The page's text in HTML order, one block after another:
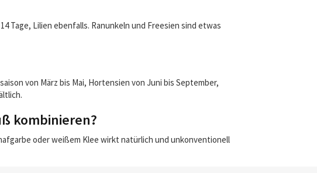
Tage, Lilien ebenfalls. Ranunkeln und Freesien sind etwas
von März bis Mai, Hortensien von Juni bis September,
kombinieren?
oder weißem Klee wirkt natürlich und unkonventionell